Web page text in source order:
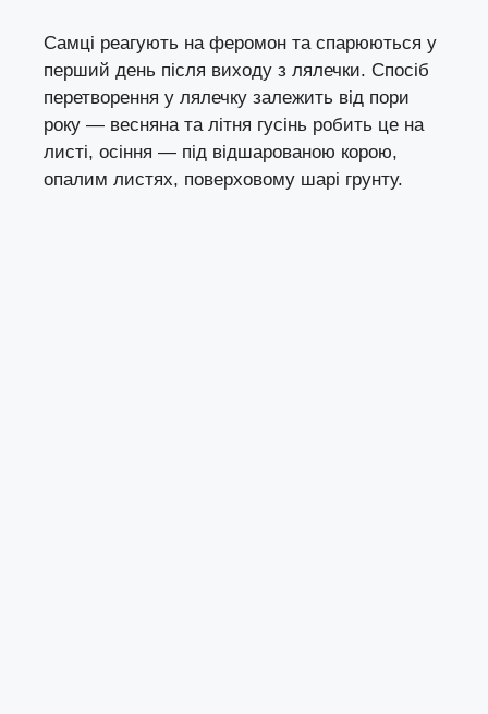
Самці реагують на феромон та спарюються у
перший день після виходу з лялечки. Спосіб
перетворення у лялечку залежить від пори
року — весняна та літня гусінь робить це на
листі, осіння — під відшарованою корою,
опалим листях, поверховому шарі грунту.